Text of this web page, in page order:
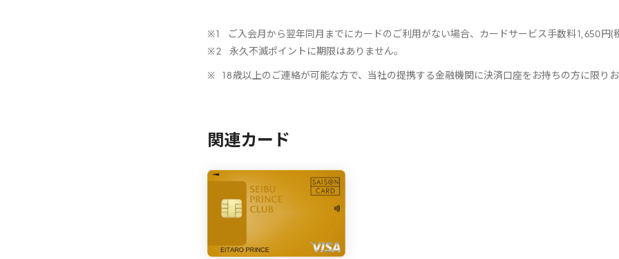
ご入会月から翌年同月までにカードのご利用がない場合、カードサービス手数料 ,650 円(
永久不滅ポイントに期限はありません。
18 歳以上のご連絡が可能な方で、当社の提携する金融機関に決済口座をお持ちの方に限り
関連カード